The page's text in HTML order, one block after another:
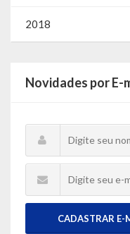
2018
Novidades por E-
CADASTRAR E-